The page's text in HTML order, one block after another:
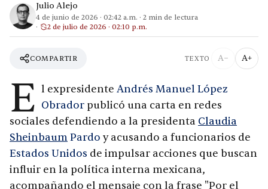
Julio Alejo
4 de junio de 2026 · 02:42 a.m. · 2 min de lectura
2 de julio de 2026 · 02:10 p.m.
COMPARTIR TEXTO A− A+
E l expresidente Andrés Manuel López
Obrador publicó una carta en redes
sociales defendiendo a la presidenta Claudia
SheinbaumPardo y acusando a funcionarios de
Estados Unidos de impulsar acciones que buscan
influir en la política interna mexicana,
acompañando el mensaje con la frase "Por el